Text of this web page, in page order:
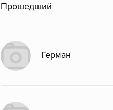
Прошедший
Герман